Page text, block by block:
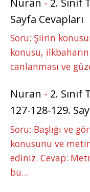
Sayfa Cevapları
Soru: Şiirin
konusu,
canlanması ve
Nuran - 2.
127-128-129.
Soru: Başlığı ve
konusunu ve
ediniz. Cevap:
bu…